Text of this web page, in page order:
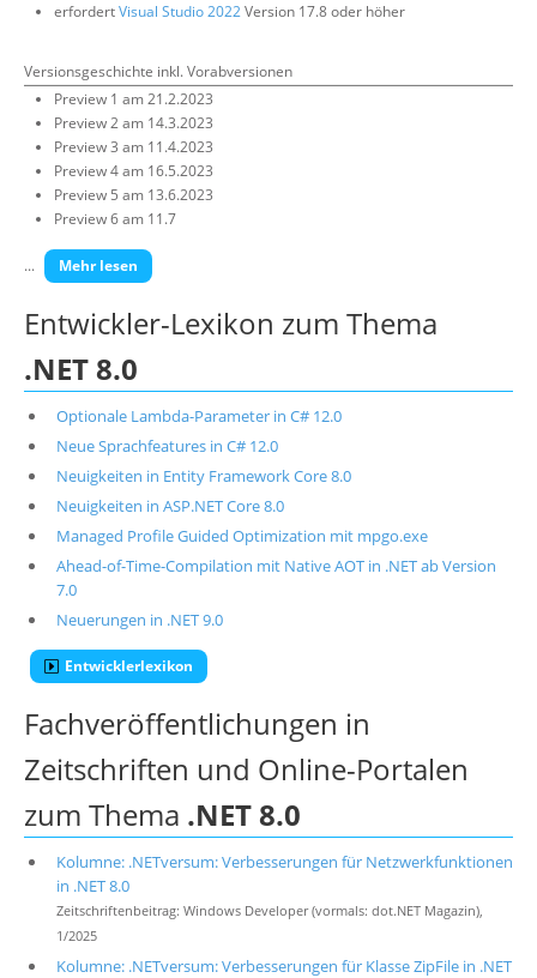
erfordertVisual Studio 2022Version 17.8 oder höher
Versionsgeschichte inkl. Vorabversionen
Preview 1 am 21.2.2023
Preview 2 am 14.3.2023
Preview 3 am 11.4.2023
Preview 4 am 16.5.2023
Preview 5 am 13.6.2023
Preview 6 am 11.7
... Mehr lesen
Entwickler-Lexikon zum Thema
.NET 8.0
Optionale Lambda-Parameter in C# 12.0
Neue Sprachfeatures in C# 12.0
Neuigkeiten in Entity Framework Core 8.0
Neuigkeiten in ASP.NET Core 8.0
Managed Profile Guided Optimization mit mpgo.exe
Ahead-of-Time-Compilation mit Native AOT in .NET ab Version
7.0
Neuerungen in .NET 9.0
Entwicklerlexikon
Fachveröffentlichungen in
Zeitschriften und Online-Portalen
zum Thema .NET 8.0
Kolumne: .NETversum: Verbesserungen für Netzwerkfunktionen
in .NET 8.0
Zeitschriftenbeitrag: Windows Developer (vormals: dot.NET Magazin),
1/2025
Kolumne: .NETversum: Verbesserungen für Klasse ZipFile in .NET